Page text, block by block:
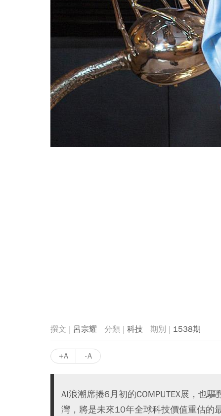
呂宗耀 科技 1538期
+A -A
AI浪潮席捲6月初的COMPUTEX展，也
灣，將是未來10年全球科技價值重估的